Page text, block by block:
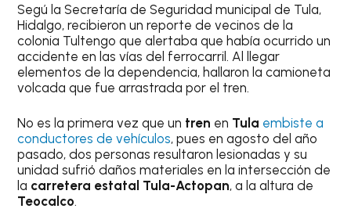
Segú la Secretaría de Seguridad municipal de Tula,
Hidalgo, recibieron un reporte de vecinos de la
colonia Tultengo que alertaba que había ocurrido un
accidente en las vías del ferrocarril. Al llegar
elementos de la dependencia, hallaron la camioneta
volcada que fue arrastrada por el tren.
No es la primera vez que un tren en Tula embiste a
conductores de vehículos, pues en agosto del año
pasado, dos personas resultaron lesionadas y su
unidad sufrió daños materiales en la intersección de
la carretera estatal Tula-Actopan, a la altura de
Teocalco.